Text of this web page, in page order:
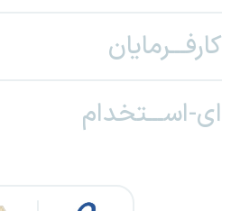
کارفـــرمایان
ای-اســـتخدام